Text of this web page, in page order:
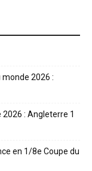
monde 2026 :
: Angleterre 1
en 1/8e Coupe du